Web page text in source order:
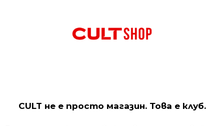
CULT не е просто магазин. Това е клуб.